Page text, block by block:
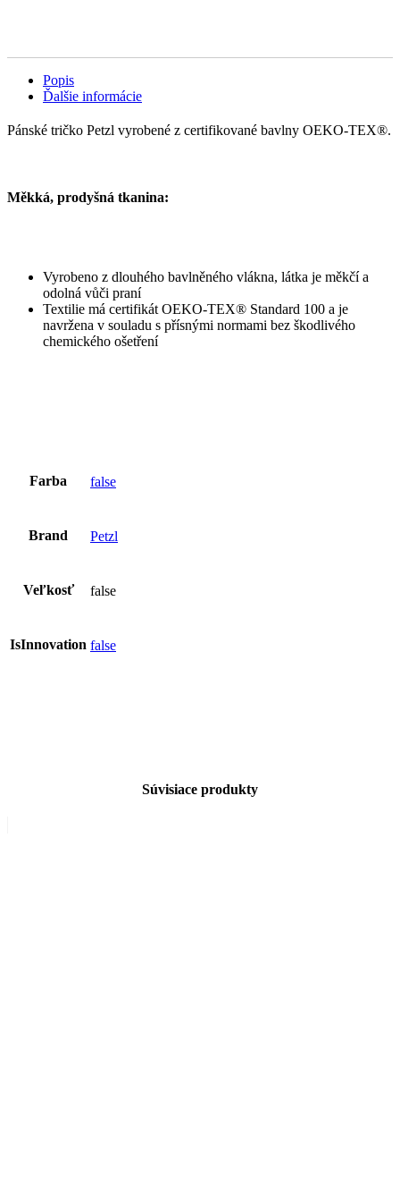
Popis
Ďalšie informácie
Pánské tričko Petzl vyrobené z certifikované bavlny OEKO-TEX®.
Měkká, prodyšná tkanina:
Vyrobeno z dlouhého bavlněného vlákna, látka je měkčí a
odolná vůči praní
Textilie má certifikát OEKO-TEX® Standard 100 a je
navržena v souladu s přísnými normami bez škodlivého
chemického ošetření
Farba false
Brand Petzl
Veľkosť false
IsInnovation false
Súvisiace produkty